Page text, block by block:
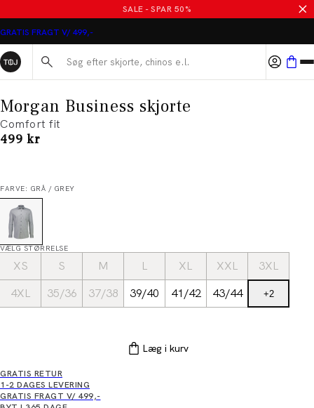
SALE - SPAR 50%
GRATIS FRAGT V/ 499,-
Søg her...
Morgan Business skjorte
Comfort fit
I alt (inkl. rabat)
499 kr
FARVE: GRÅ / GREY
VÆLG STØRRELSE
XS S M L XL XXL
3XL
4XL
35/36 37/38 39/40 41/42 43/44 +2
Læg i kurv
GRATIS RETUR
1-2 DAGES LEVERING
GRATIS FRAGT V/ 499,-